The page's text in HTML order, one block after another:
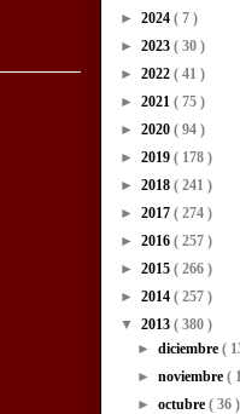
► 2024 ( 7 )
► 2023 ( 30 )
► 2022 ( 41 )
► 2021 ( 75 )
► 2020 ( 94 )
► 2019 ( 178 )
► 2018 ( 241 )
► 2017 ( 274 )
► 2016 ( 257 )
► 2015 ( 266 )
► 2014 ( 257 )
▼ 2013 ( 380 )
►diciembre(
►noviembre(
►octubre( 36 )